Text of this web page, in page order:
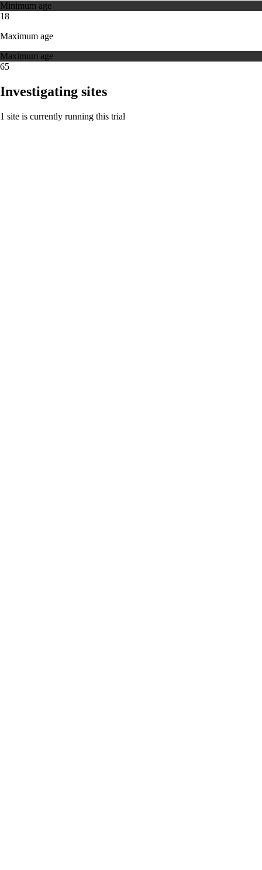
Minimum age
18
Maximum age
Maximum age
65
Investigating sites
1 site is currently running this trial